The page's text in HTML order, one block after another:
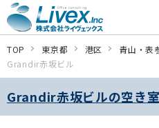
TOP 東京都 港区 青山・表
Grandir赤坂ビル
Grandir赤坂ビルの空き